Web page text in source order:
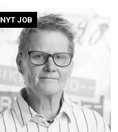
NYT JOB